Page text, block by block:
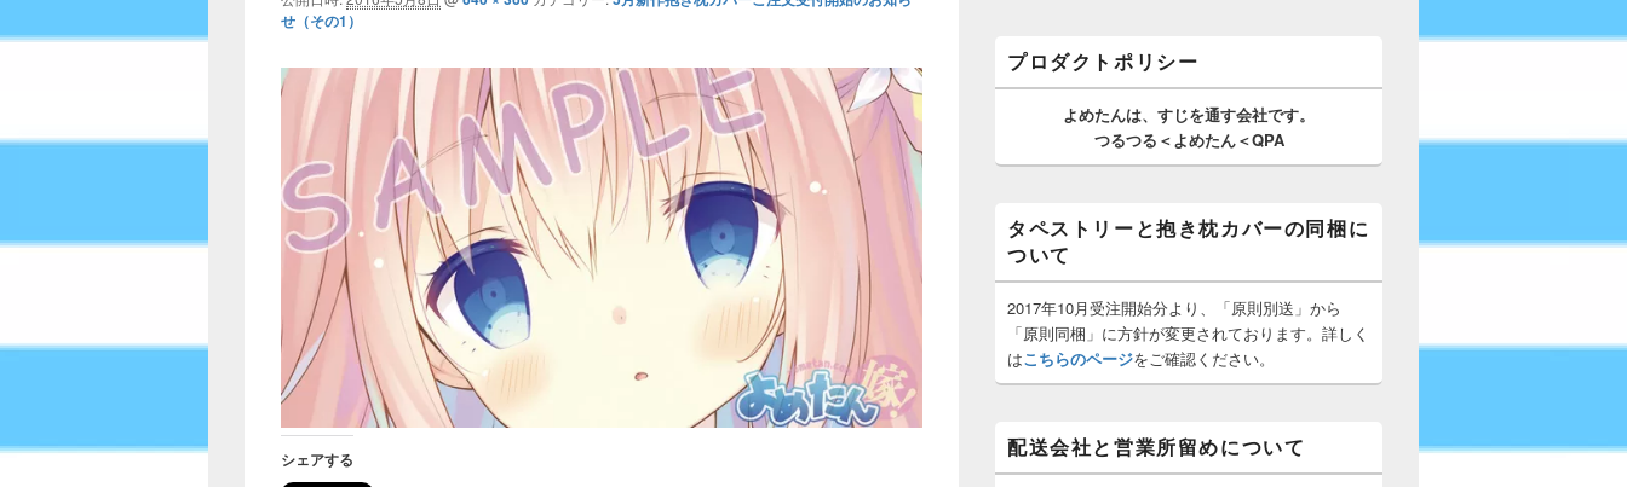
シ
ョ
ン
せ（その1）
シェアする
ウ
ィ
ト
ア
プロダクトポリシー
よめたんは、 すじを通す会社です。
つるつる＜よめたん＜QPA
タペストリーと抱き枕カバーの同梱に
ついて
2017年10月受注開始分より、「原則別送」から
「原則同梱」に方針が変更されております。詳しく
はこちらのページをご確認ください。
配送会社と営業所留めについて